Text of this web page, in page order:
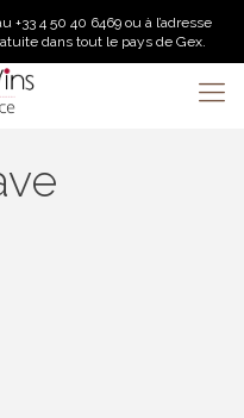
+33 4 50 40 6469 ou à l’adresse
dans tout le pays de Gex.